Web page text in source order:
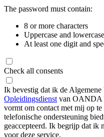
The password must contain:
8 or more characters
Uppercase and
At least one digit and
Check all consents
Ik bevestig dat ik de
Opleidingsdienst van OANDA
vormt om contact met mij op
telefonische ondersteuning
geaccepteerd. Ik begrijp dat ik
voor deze service.